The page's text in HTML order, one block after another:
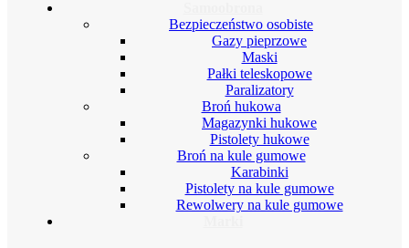
Bezpieczeństwo osobiste
Gazy pieprzowe
Maski
Pałki teleskopowe
Paralizatory
Broń hukowa
Magazynki hukowe
Pistolety hukowe
Broń na kule gumowe
Karabinki
Pistolety na kule gumowe
Rewolwery na kule gumowe